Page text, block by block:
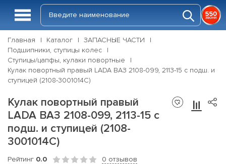
Главная Каталог
ЗАПАСНЫЕ ЧАСТИ
Подшипники, ступицы колес
Ступицы/цапфы, кулаки повортные
Кулак повортный правый LADA ВАЗ 2108-099, 2113-15 с подш. и
ступицей (2108-3001014С)
Кулак повортный правый
LADA ВАЗ 2108-099, 2113-15 с
подш. и ступицей (2108-
3001014С)
Рейтинг 0.0 0 отзывов